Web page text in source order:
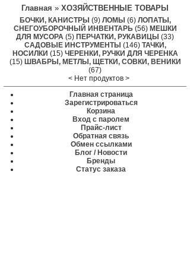
Главная » ХОЗЯЙСТВЕННЫЕ ТОВАРЫ
БОЧКИ, КАНИСТРЫ (9) ЛОМЫ (6) ЛОПАТЫ,
СНЕГОУБОРОЧНЫЙ ИНВЕНТАРЬ(56) МЕШКИ
ДЛЯ МУСОРА (5) ПЕРЧАТКИ, РУКАВИЦЫ (33)
САДОВЫЕ ИНСТРУМЕНТЫ (146) ТАЧКИ,
НОСИЛКИ (15) ЧЕРЕНКИ, РУЧКИ ДЛЯ ЧЕРЕНКА
(15) ШВАБРЫ, МЕТЛЫ, ЩЕТКИ, СОВКИ, ВЕНИКИ
(67)
< Нет продуктов >
Главная страница
Зарегистрироваться
Корзина
Вход с паролем
Прайс-лист
Обратная связь
Обмен ссылками
Блог / Новости
Бренды
Статус заказа